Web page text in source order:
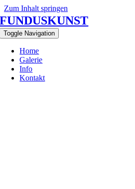
Zum Inhalt springen
FUNDUSKUNST
Toggle Navigation
Home
Galerie
Info
Kontakt